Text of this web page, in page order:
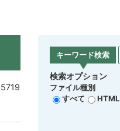
5719
キーワード検索
検索オプション
ファイル種別
すべて
HTML